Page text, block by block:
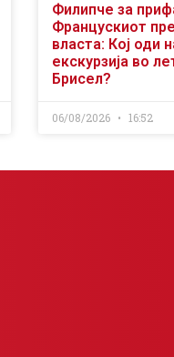
Филипче за
Францускиот
власта: Кој оди
екскурзија во
Брисел?
06/08/2026 16:52